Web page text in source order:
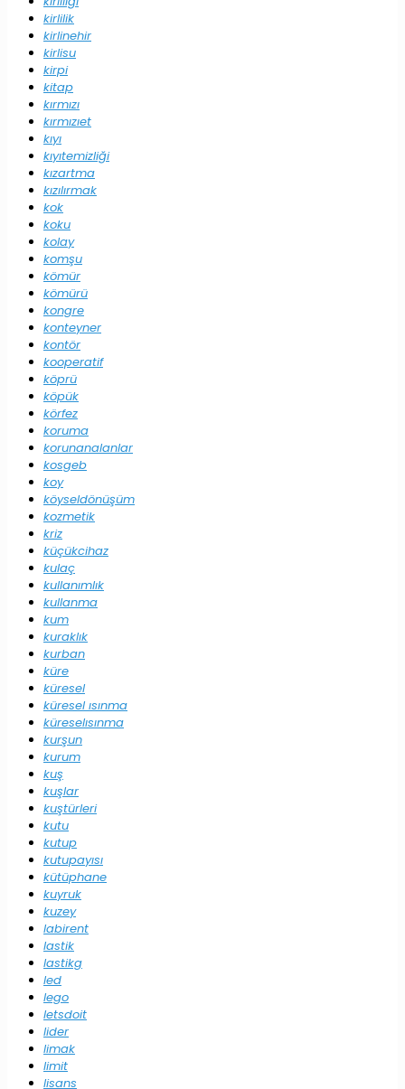
kirlilik
kirlinehir
kirlisu
kirpi
kitap
kırmızı
kırmızıet
kıyı
kıyıtemizliği
kızartma
kızılırmak
kok
koku
kolay
komşu
kömür
kömürü
kongre
konteyner
kontör
kooperatif
köprü
köpük
körfez
koruma
korunanalanlar
kosgeb
koy
köyseldönüşüm
kozmetik
kriz
küçükcihaz
kulaç
kullanımlık
kullanma
kum
kuraklık
kurban
küre
küresel
küresel ısınma
küreselısınma
kurşun
kurum
kuş
kuşlar
kuştürleri
kutu
kutup
kutupayısı
kütüphane
kuyruk
kuzey
labirent
lastik
lastikg
led
lego
letsdoit
lider
limak
limit
lisans